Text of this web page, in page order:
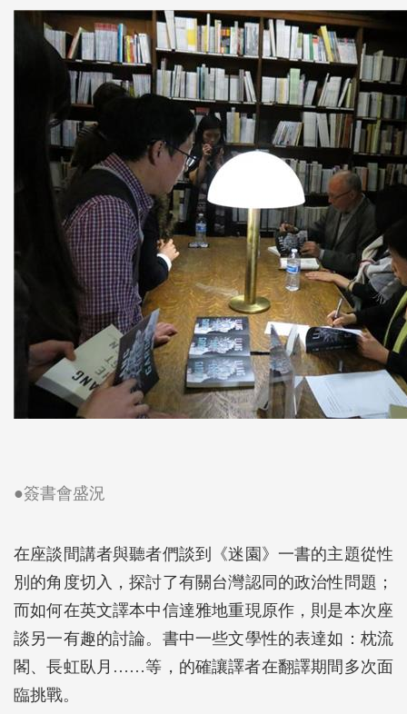
●簽書會盛況
在座談間講者與聽者們談到《迷園》一書的主題從性
別的角度切入，探討了有關台灣認同的政治性問題；
而如何在英文譯本中信達雅地重現原作，則是本次座
談另一有趣的討論。書中一些文學性的表達如：枕流
閣、長虹臥月……等，的確讓譯者在翻譯期間多次面
臨挑戰。